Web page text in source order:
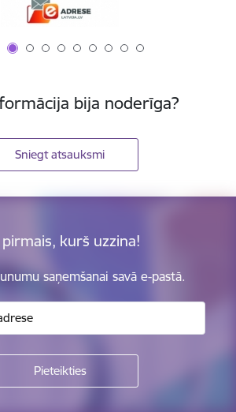
bija noderīga?
Sniegt atsauksmi
pirmais, kurš uzzina!
saņemšanai savā e-pastā.